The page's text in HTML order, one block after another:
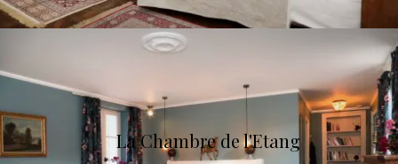
La Chambre de l'Etang